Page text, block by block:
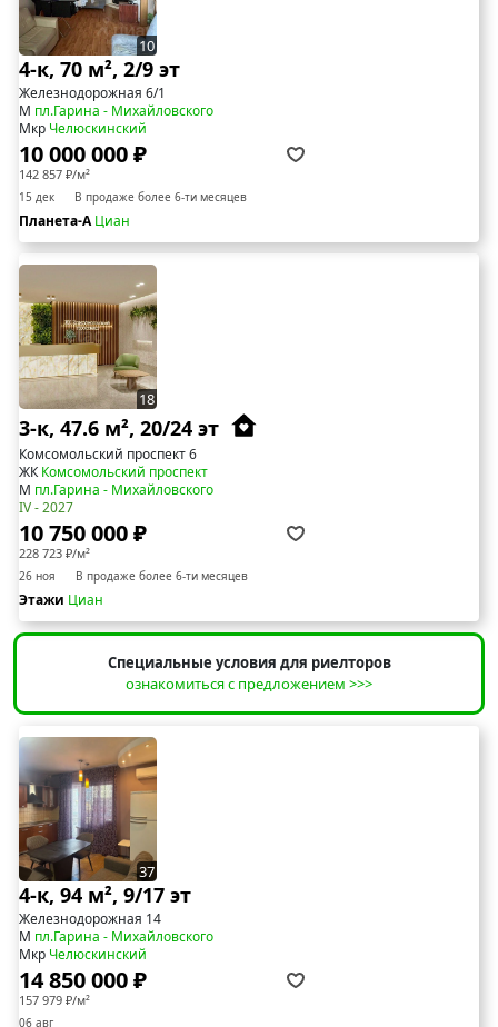
10
4-к, 70 м², 2/9 эт
Железнодорожная 6/1
М пл.Гарина - Михайловского
Мкр Челюскинский
10 000 000 ₽
142 857 ₽/м²
15 дек В продаже более 6-ти месяцев
Планета-АЦиан
18
3-к, 47.6 м², 20/24 эт
Комсомольский проспект 6
ЖККомсомольский проспект
М пл.Гарина - Михайловского
IV - 2027
10 750 000 ₽
228 723 ₽/м²
26 ноя В продаже более 6-ти месяцев
Этажи Циан
Специальные условия для риелторов
ознакомиться с предложением >>>
37
4-к, 94 м², 9/17 эт
Железнодорожная 14
М пл.Гарина - Михайловского
Мкр Челюскинский
14 850 000 ₽
157 979 ₽/м²
06 авг